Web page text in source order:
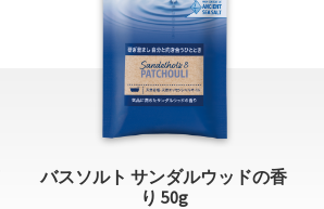
バスソルト サンダルウッドの香
り 50g